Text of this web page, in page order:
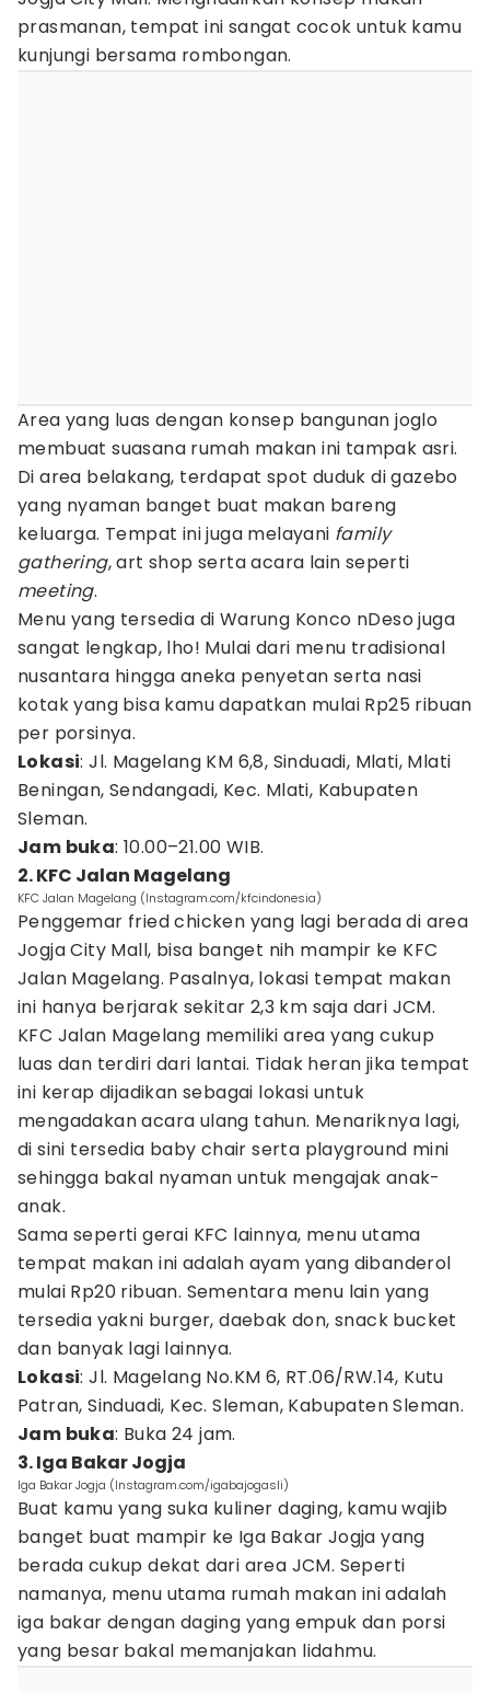
prasmanan, tempat ini sangat cocok untuk kamu
kunjungi bersama rombongan.
Area yang luas dengan konsep bangunan joglo
membuat suasana rumah makan ini tampak asri.
Di area belakang, terdapat spot duduk di gazebo
yang nyaman banget buat makan bareng
keluarga. Tempat ini juga melayani family
gathering, art shop serta acara lain seperti
meeting.
Menu yang tersedia di Warung Konco nDeso juga
sangat lengkap, lho! Mulai dari menu tradisional
nusantara hingga aneka penyetan serta nasi
kotak yang bisa kamu dapatkan mulai Rp25 ribuan
per porsinya.
Lokasi: Jl. Magelang KM 6,8, Sinduadi, Mlati, Mlati
Beningan, Sendangadi, Kec. Mlati, Kabupaten
Sleman.
Jam buka: 10.00–21.00 WIB.
2. KFC Jalan Magelang
KFC Jalan Magelang (Instagram.com/kfcindonesia)
Penggemar fried chicken yang lagi berada di area
Jogja City Mall, bisa banget nih mampir ke KFC
Jalan Magelang. Pasalnya, lokasi tempat makan
ini hanya berjarak sekitar 2,3 km saja dari JCM.
KFC Jalan Magelang memiliki area yang cukup
luas dan terdiri dari lantai. Tidak heran jika tempat
ini kerap dijadikan sebagai lokasi untuk
mengadakan acara ulang tahun. Menariknya lagi,
di sini tersedia baby chair serta playground mini
sehingga bakal nyaman untuk mengajak anak-
anak.
Sama seperti gerai KFC lainnya, menu utama
tempat makan ini adalah ayam yang dibanderol
mulai Rp20 ribuan. Sementara menu lain yang
tersedia yakni burger, daebak don, snack bucket
dan banyak lagi lainnya.
Lokasi: Jl. Magelang No.KM 6, RT.06/RW.14, Kutu
Patran, Sinduadi, Kec. Sleman, Kabupaten Sleman.
Jam buka: Buka 24 jam.
3. Iga Bakar Jogja
Iga Bakar Jogja (Instagram.com/igabajogasli)
Buat kamu yang suka kuliner daging, kamu wajib
banget buat mampir ke Iga Bakar Jogja yang
berada cukup dekat dari area JCM. Seperti
namanya, menu utama rumah makan ini adalah
iga bakar dengan daging yang empuk dan porsi
yang besar bakal memanjakan lidahmu.